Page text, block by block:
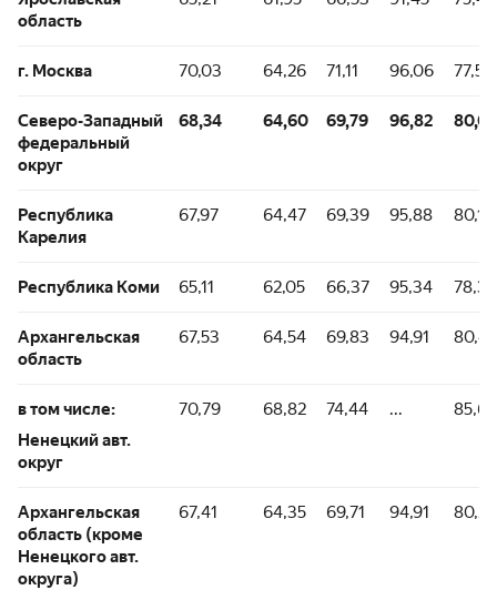
область
г. Москва 70,03 64,26 71,11 96,06 77,50
Северо-Западный
федеральный
округ
68,34 64,60 69,79 96,82 80,05
Республика
Карелия
67,97 64,47 69,39 95,88 80,11
Республика Коми 65,11 62,05 66,37 95,34 78,31
Архангельская
область
67,53 64,54 69,83 94,91 80,46
в том числе:
Ненецкий авт.
округ
70,79 68,82 74,44 ... 85,65
Архангельская
область (кроме
Ненецкого авт.
округа)
67,41 64,35 69,71 94,91 80,26